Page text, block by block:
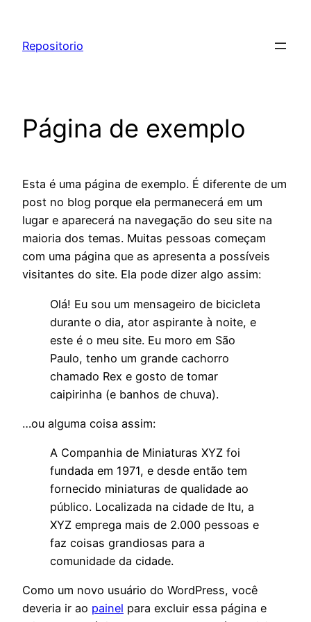
Repositorio
Página de exemplo
Esta é uma página de exemplo. É diferente de um
post no blog porque ela permanecerá em um
lugar e aparecerá na navegação do seu site na
maioria dos temas. Muitas pessoas começam
com uma página que as apresenta a possíveis
visitantes do site. Ela pode dizer algo assim:
Olá! Eu sou um mensageiro de bicicleta
durante o dia, ator aspirante à noite, e
este é o meu site. Eu moro em São
Paulo, tenho um grande cachorro
chamado Rex e gosto de tomar
caipirinha (e banhos de chuva).
…ou alguma coisa assim:
A Companhia de Miniaturas XYZ foi
fundada em 1971, e desde então tem
fornecido miniaturas de qualidade ao
público. Localizada na cidade de Itu, a
XYZ emprega mais de 2.000 pessoas e
faz coisas grandiosas para a
comunidade da cidade.
Como um novo usuário do WordPress, você
deveria ir ao painel para excluir essa página e